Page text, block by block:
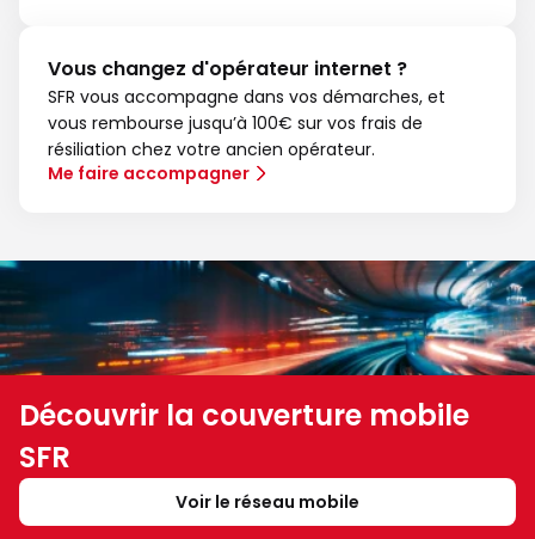
Vous changez d'opérateur internet ?
SFR vous accompagne dans vos démarches, et
vous rembourse jusqu’à 100€ sur vos frais de
résiliation chez votre ancien opérateur.
Me faire accompagner
Découvrir la couverture mobile
SFR
Voir le réseau mobile